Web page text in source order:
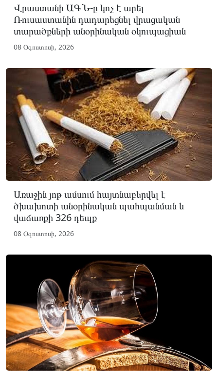
Վրաստանի ԱԳՆ-ը կոչ է արել
Ռուսաստանին դադարեցնել վրացական
տարածքների անօրինական օկուպացիան
08 Օգոստոսի, 2026
Առաջին յոթ ամսում հայտնաբերվել է
ծխախոտի անօրինական պահպանման և
վաճառքի 326 դեպք
08 Օգոստոսի, 2026